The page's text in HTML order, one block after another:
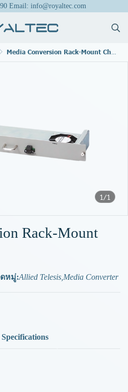
Email: info@royaltec.com
Media Conversion Rack-Mount Chassis
1/1
Rack-Mount
หมู่:Allied Telesis Media Converter
Specifications